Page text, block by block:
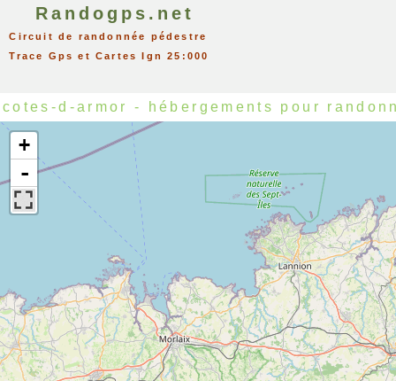
Randogps.net
Circuit de randonnée pédestre
Trace Gps et Cartes Ign 25:000
cotes-d-armor - hébergements pour
+
-